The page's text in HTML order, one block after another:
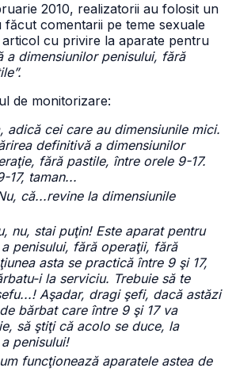
2010, realizatorii au folosit un
făcut comentarii pe teme sexuale
cu privire la aparate pentru
a dimensiunilor penisului, fără
de monitorizare:
adică cei care au dimensiunile mici.
definitivă a dimensiunilor
fără pastile, între orele 9-17.
17, taman...
că...revine la dimensiunile
nu, stai puţin! Este aparat pentru
penisului, fără operaţii, fără
asta se practică între 9 şi 17,
i la serviciu. Trebuie să te
Aşadar, dragi şefi, dacă astăzi
bărbat care între 9 şi 17 va
să ştiţi că acolo se duce, la
penisului!
funcţionează aparatele astea de